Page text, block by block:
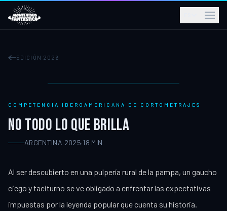
EDICIÓN 2026
COMPETENCIA IBEROAMERICANA DE CORTOMETRAJES
NO TODO LO QUE BRILLA
ARGENTINA·2025·18 MIN
Al ser descubierto en una pulpería rural de la pampa, un gaucho
ciego y taciturno se ve obligado a enfrentar las expectativas
impuestas por la leyenda popular que cuenta su historia.